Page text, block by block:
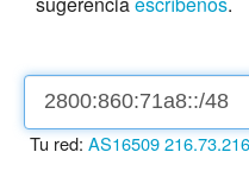
Tu red: AS16509